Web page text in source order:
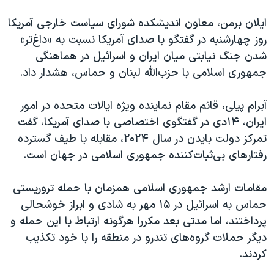
ایلان برمن، معاون اندیشکده شورای سیاست خارجی آمریکا
روز چهارشنبه در گفتگو با صدای آمریکا نسبت به «داغ‌تر»
شدن جنگ نیابتی میان ایران و اسرائیل در هماهنگی
جمهوری اسلامی با حزب‌الله لبنان و حماس، هشدار داد.
‌آبرام پیلی، قائم مقام نماینده ویژه ایالات متحده در امور
ایران، ۱۴دی در گفتگوی اختصاصی با صدای آمریکا، گفت
تمرکز دولت بایدن در سال ۲۰۲۴، مقابله با طیف گسترده
رفتارهای بی‌ثبات‌کننده جمهوری اسلامی در جهان است.
مقامات ارشد جمهوری اسلامی همزمان با حمله تروریستی
حماس به اسرائیل در ۱۵ مهر به شادی و ابراز خوشحالی
پرداختند، اما مدتی بعد مکررا هرگونه ارتباط با این حمله و
دیگر حملات گروه‌های تندرو در منطقه را با خود تکذیب
کردند.